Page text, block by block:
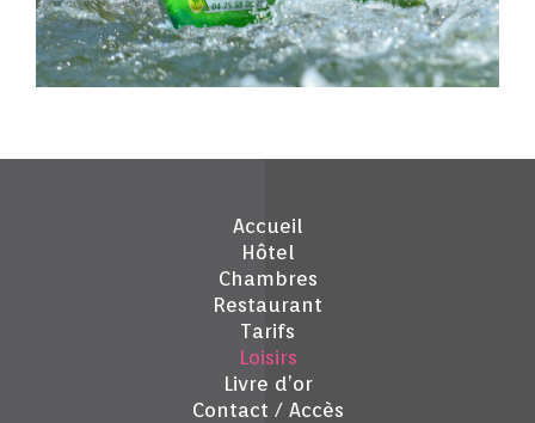
Accueil
Hôtel
Chambres
Restaurant
Tarifs
Loisirs
Livre d’or
Contact / Accès